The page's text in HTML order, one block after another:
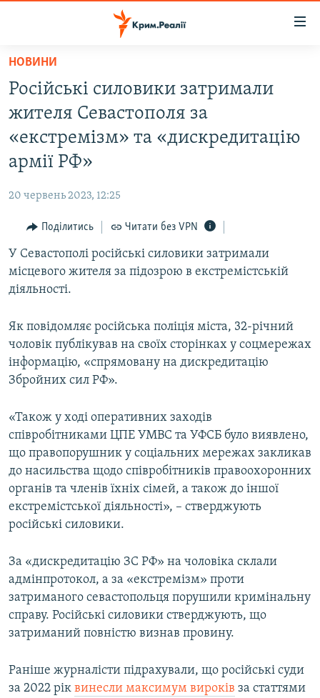
Перейти
основного
матеріалу
до
основної
Перейти
пошуку
ВІДЕО ТА ФОТО
ПОЛІТИКА
ПОГЛЯД
ІНТЕРВ'Ю
ВСЕ ЗА ДЕНЬ
СПЕЦПРОЕКТИ
ВІДЕОУРОКИ «ELIFBE»
СВІДЧЕННЯ ОКУПАЦІЇ
УКРАЇНСЬКА ПРОБЛЕМА КРИМУ
Русский
Qırımtatar
Усі сайти RFE/RL
НОВИНИ
Російські силовики затримали
жителя Севастополя за
«екстремізм» та «дискредитацію
армії РФ»
20 червень 2023, 12:25
Поділитись Читати без VPN
У Севастополі російські силовики затримали
місцевого жителя за підозрою в екстремістській
діяльності.
Як повідомляє російська поліція міста, 32-річний
чоловік публікував на своїх сторінках у соцмережах
інформацію, «спрямовану на дискредитацію
Збройних сил РФ».
«Також у ході оперативних заходів
співробітниками ЦПЕ УМВС та УФСБ було виявлено,
що правопорушник у соціальних мережах закликав
до насильства щодо співробітників правоохоронних
органів та членів їхніх сімей, а також до іншої
екстремістської діяльності», – стверджують
російські силовики.
За «дискредитацію ЗС РФ» на чоловіка склали
адмінпротокол, а за «екстремізм» проти
затриманого севастопольця порушили кримінальну
справу. Російські силовики стверджують, що
затриманий повністю визнав провину.
Раніше журналісти підрахували, що російські суди
за 2022 рік винесли максимум вироків за статтями